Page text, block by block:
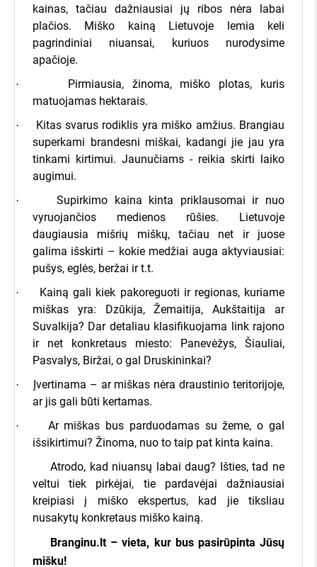
kainas, tačiau dažniausiai jų ribos nėra labai
plačios. Miško kainą Lietuvoje lemia keli
pagrindiniai niuansai, kuriuos nurodysime
apačioje.
·
Pirmiausia, žinoma, miško plotas, kuris
matuojamas hektarais.
·
Kitas svarus rodiklis yra miško amžius. Brangiau
superkami brandesni miškai, kadangi jie jau yra
tinkami kirtimui. Jaunučiams - reikia skirti laiko
augimui.
·
Supirkimo kaina kinta priklausomai ir nuo
vyruojančios medienos rūšies. Lietuvoje
daugiausia mišrių miškų, tačiau net ir juose
galima išskirti – kokie medžiai auga aktyviausiai:
pušys, eglės, beržai ir t.t.
·
Kainą gali kiek pakoreguoti ir regionas, kuriame
miškas yra: Dzūkija, Žemaitija, Aukštaitija ar
Suvalkija? Dar detaliau klasifikuojama link rajono
ir net konkretaus miesto: Panevėžys, Šiauliai,
Pasvalys, Biržai, o gal Druskininkai?
·
Įvertinama – ar miškas nėra draustinio teritorijoje,
ar jis gali būti kertamas.
·
Ar miškas bus parduodamas su žeme, o gal
išsikirtimui? Žinoma, nuo to taip pat kinta kaina.
Atrodo, kad niuansų labai daug? Išties, tad ne
veltui tiek pirkėjai, tie pardavėjai dažniausiai
kreipiasi į miško ekspertus, kad jie tiksliau
nusakytų konkretaus miško kainą.
Branginu.lt – vieta, kur bus pasirūpinta Jūsų
mišku!